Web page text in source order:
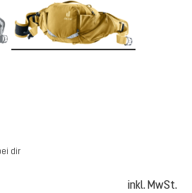
graphite
(Diese Option ist zurzeit nicht verfügbar.)
nicht verfügbar.)
dir
inkl. MwSt.